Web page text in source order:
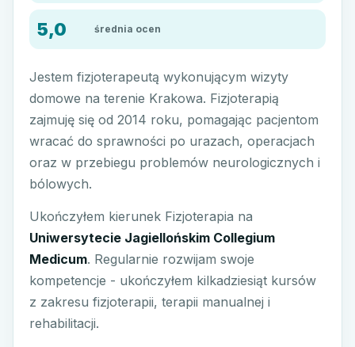
5,0 średnia ocen
Jestem fizjoterapeutą wykonującym wizyty
domowe na terenie Krakowa. Fizjoterapią
zajmuję się od 2014 roku, pomagając pacjentom
wracać do sprawności po urazach, operacjach
oraz w przebiegu problemów neurologicznych i
bólowych.
Ukończyłem kierunek Fizjoterapia na
Uniwersytecie Jagiellońskim Collegium
Medicum. Regularnie rozwijam swoje
kompetencje - ukończyłem kilkadziesiąt kursów
z zakresu fizjoterapii, terapii manualnej i
rehabilitacji.